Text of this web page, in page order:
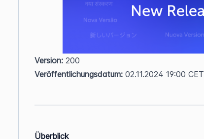
Version: 200
Veröffentlichungsdatum: 02.11.2024 19:00 CET
Überblick